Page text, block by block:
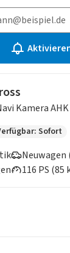
l TSI DSG Navi Kamera
Sofort
Neuwagen
116 PS (85